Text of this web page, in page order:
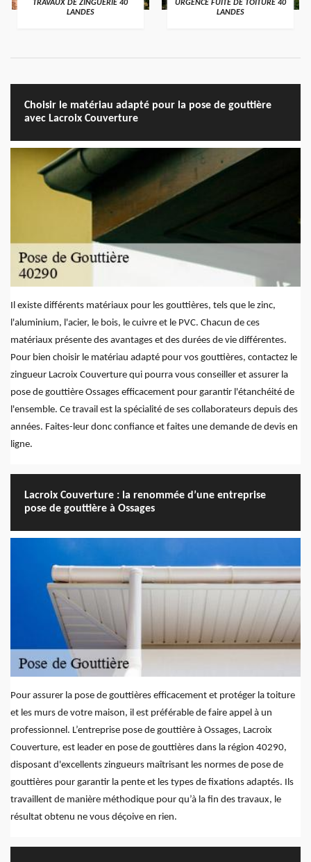
TRAVAUX DE ZINGUERIE 40
LANDES
URGENCE FUITE DE TOITURE 40
LANDES
Choisir le matériau adapté pour la pose de gouttière
avec Lacroix Couverture
Il existe différents matériaux pour les gouttières, tels que le zinc,
l'aluminium, l'acier, le bois, le cuivre et le PVC. Chacun de ces
matériaux présente des avantages et des durées de vie différentes.
Pour bien choisir le matériau adapté pour vos gouttières, contactez le
zingueur Lacroix Couverture qui pourra vous conseiller et assurer la
pose de gouttière Ossages efficacement pour garantir l'étanchéité de
l'ensemble. Ce travail est la spécialité de ses collaborateurs depuis des
années. Faites-leur donc confiance et faites une demande de devis en
ligne.
Lacroix Couverture : la renommée d’une entreprise
pose de gouttière à Ossages
Pour assurer la pose de gouttières efficacement et protéger la toiture
et les murs de votre maison, il est préférable de faire appel à un
professionnel. L’entreprise pose de gouttière à Ossages, Lacroix
Couverture, est leader en pose de gouttières dans la région 40290,
disposant d'excellents zingueurs maîtrisant les normes de pose de
gouttières pour garantir la pente et les types de fixations adaptés. Ils
travaillent de manière méthodique pour qu’à la fin des travaux, le
résultat obtenu ne vous déçoive en rien.